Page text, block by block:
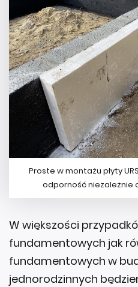
Proste w montażu płyty
odporność niezależnie
W większości
fundamentowych jak
fundamentowych w
jednorodzinnych